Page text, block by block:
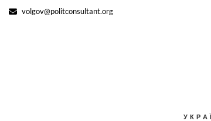
volgov@politconsultant.org